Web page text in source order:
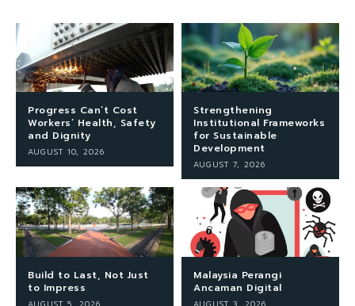
Progress Can’t Cost
Workers’ Health, Safety
and Dignity
AUGUST 10, 2026
Strengthening
Institutional Frameworks
for Sustainable
Development
AUGUST 7, 2026
Build to Last, Not Just
to Impress
Malaysia Perangi
Ancaman Digital